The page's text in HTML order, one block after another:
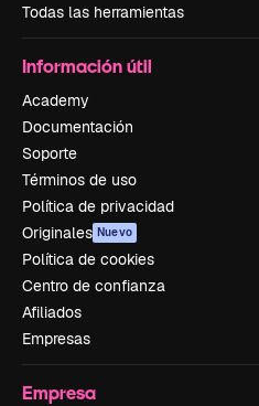
Todas las herramientas
Información útil
Academy
Documentación
Soporte
Términos de uso
Política de privacidad
Originales Nuevo
Política de cookies
Centro de confianza
Afiliados
Empresas
Empresa